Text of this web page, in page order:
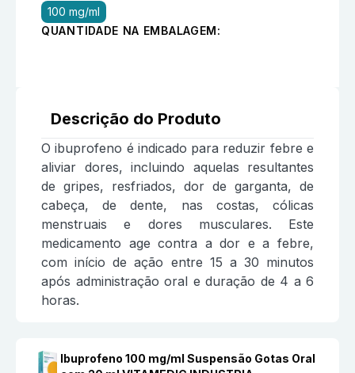
100 mg/ml
QUANTIDADE NA EMBALAGEM:
Descrição do Produto
O ibuprofeno é indicado para reduzir febre e
aliviar dores, incluindo aquelas resultantes
de gripes, resfriados, dor de garganta, de
cabeça, de dente, nas costas, cólicas
menstruais e dores musculares. Este
medicamento age contra a dor e a febre,
com início de ação entre 15 a 30 minutos
após administração oral e duração de 4 a 6
horas.
Ibuprofeno 100 mg/ml Suspensão Gotas Oral